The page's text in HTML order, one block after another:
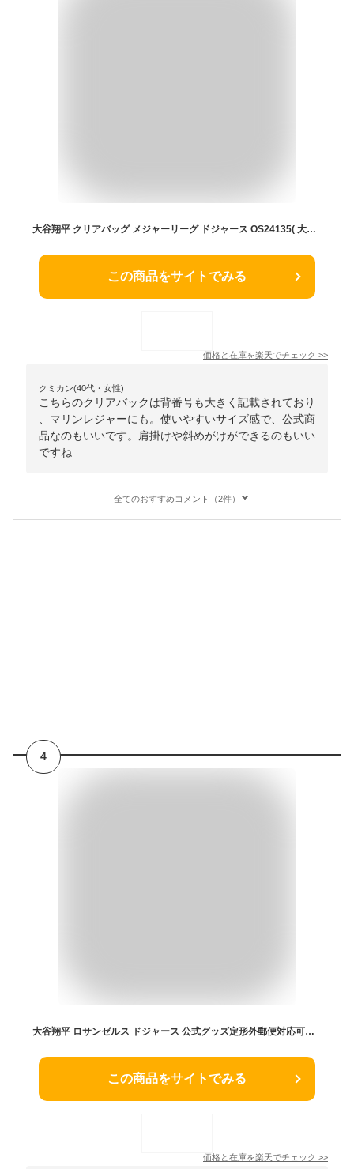
大谷翔平 クリアバッグ メジャーリーグ ドジャース OS24135( 大谷 翔平 背番号 バック ドジャース ドジャーズ アイテム 人気 プレゼント 大谷グッズ 大谷商品 大谷関連商品 )
この商品をサイトでみる
価格と在庫を楽天でチェック >>
クミカン(40代・女性)
こちらのクリアバックは背番号も大きく記載されており
、マリンレジャーにも。使いやすいサイズ感で、公式商
品なのもいいです。肩掛けや斜めがけができるのもいい
ですね
全てのおすすめコメント（2件）
4
大谷翔平 ロサンゼルス ドジャース 公式グッズ定形外郵便対応可ロッカールームサイン インテリア 看板 壁掛けMLB LOCKER ROOM SIGNLA DODGERS メジャーリーグガレージ サインプレート SHOHEI OHTANI ロゴ
この商品をサイトでみる
価格と在庫を楽天でチェック >>